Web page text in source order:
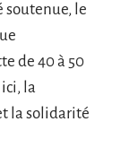
soutenue, le
de 40 à 50
la
la solidarité